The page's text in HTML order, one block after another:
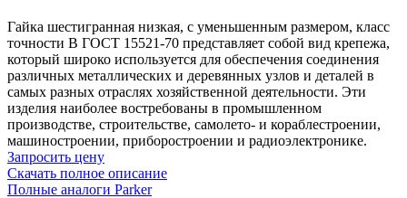
Гайка шестигранная низкая, с уменьшенным размером, класс
точности В ГОСТ 15521-70 представляет собой вид крепежа,
который широко используется для обеспечения соединения
различных металлических и деревянных узлов и деталей в
самых разных отраслях хозяйственной деятельности. Эти
изделия наиболее востребованы в промышленном
производстве, строительстве, самолето- и кораблестроении,
машиностроении, приборостроении и радиоэлектронике.
Запросить цену
Скачать полное описание
Полные аналоги Parker